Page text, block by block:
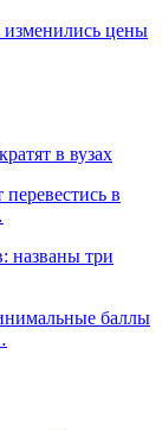
изменились цены
в вузах
в
названы три
баллы